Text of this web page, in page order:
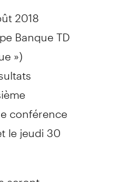
2018
Banque TD
»)
conférence
le jeudi 30
seront